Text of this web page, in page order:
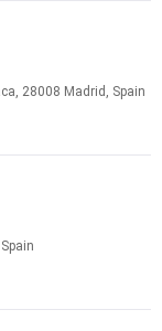
28008 Madrid, Spain